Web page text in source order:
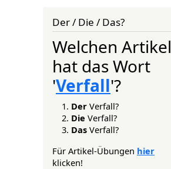
Der / Die / Das?
Welchen Artikel
hat das Wort
'Verfall'?
Der Verfall?
Die Verfall?
Das Verfall?
Für Artikel-Übungen hier
klicken!